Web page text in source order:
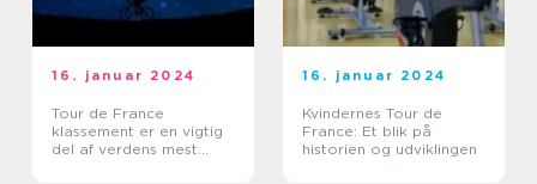
16. januar 2024
Tour de France
klassement er en vigtig
del af verdens mest
16. januar 2024
Kvindernes Tour de
France: Et blik på
historien og udviklingen